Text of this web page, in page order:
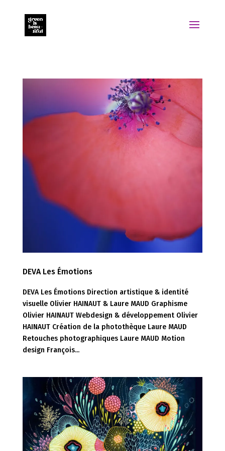
DEVA Les Émotions
DEVA Les Émotions Direction artistique & identité
visuelle Olivier HAINAUT & Laure MAUD Graphisme
Olivier HAINAUT Webdesign & développement Olivier
HAINAUT Création de la photothèque Laure MAUD
Retouches photographiques Laure MAUD Motion
design François...